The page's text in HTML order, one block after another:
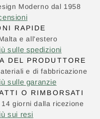
Moderno dal 1958
RAPIDE
e all'estero
sulle spedizioni
DEL PRODUTTORE
e di fabbricazione
sulle garanzie
O RIMBORSATI
giorni dalla ricezione
sui resi